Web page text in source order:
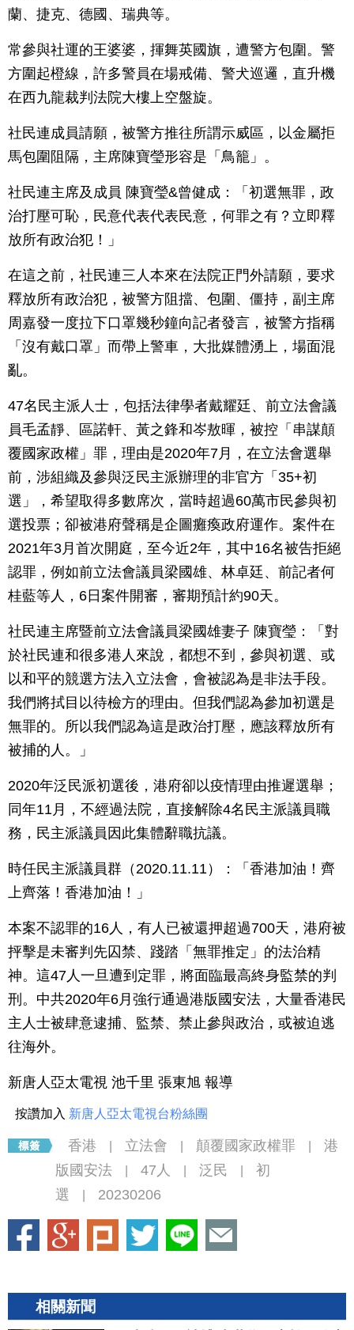
蘭、捷克、德國、瑞典等。
常參與社運的王婆婆，揮舞英國旗，遭警方包圍。警
方圍起橙線，許多警員在場戒備、警犬巡邏，直升機
在西九龍裁判法院大樓上空盤旋。
社民連成員請願，被警方推往所謂示威區，以金屬拒
馬包圍阻隔，主席陳寶瑩形容是「鳥籠」。
社民連主席及成員 陳寶瑩&曾健成：「初選無罪，政
治打壓可恥，民意代表代表民意，何罪之有？立即釋
放所有政治犯！」
在這之前，社民連三人本來在法院正門外請願，要求
釋放所有政治犯，被警方阻擋、包圍、僵持，副主席
周嘉發一度拉下口罩幾秒鐘向記者發言，被警方指稱
「沒有戴口罩」而帶上警車，大批媒體湧上，場面混
亂。
47名民主派人士，包括法律學者戴耀廷、前立法會議
員毛孟靜、區諾軒、黃之鋒和岑敖暉，被控「串謀顛
覆國家政權」罪，理由是2020年7月，在立法會選舉
前，涉組織及參與泛民主派辦理的非官方「35+初
選」，希望取得多數席次，當時超過60萬市民參與初
選投票；卻被港府聲稱是企圖癱瘓政府運作。案件在
2021年3月首次開庭，至今近2年，其中16名被告拒絕
認罪，例如前立法會議員梁國雄、林卓廷、前記者何
桂藍等人，6日案件開審，審期預計約90天。
社民連主席暨前立法會議員梁國雄妻子 陳寶瑩：「對
於社民連和很多港人來說，都想不到，參與初選、或
以和平的競選方法入立法會，會被認為是非法手段。
我們將拭目以待檢方的理由。但我們認為參加初選是
無罪的。所以我們認為這是政治打壓，應該釋放所有
被捕的人。」
2020年泛民派初選後，港府卻以疫情理由推遲選舉；
同年11月，不經過法院，直接解除4名民主派議員職
務，民主派議員因此集體辭職抗議。
時任民主派議員群（2020.11.11）：「香港加油！齊
上齊落！香港加油！」
本案不認罪的16人，有人已被還押超過700天，港府被
抨擊是未審判先囚禁、踐踏「無罪推定」的法治精
神。這47人一旦遭到定罪，將面臨最高終身監禁的判
刑。中共2020年6月強行通過港版國安法，大量香港民
主人士被肆意逮捕、監禁、禁止參與政治，或被迫逃
往海外。
新唐人亞太電視 池千里 張東旭 報導
按讚加入 新唐人亞太電視台粉絲團
香港 立法會 顛覆國家政權罪
港
版國安法
47人 泛民
初
選
20230206
相關新聞